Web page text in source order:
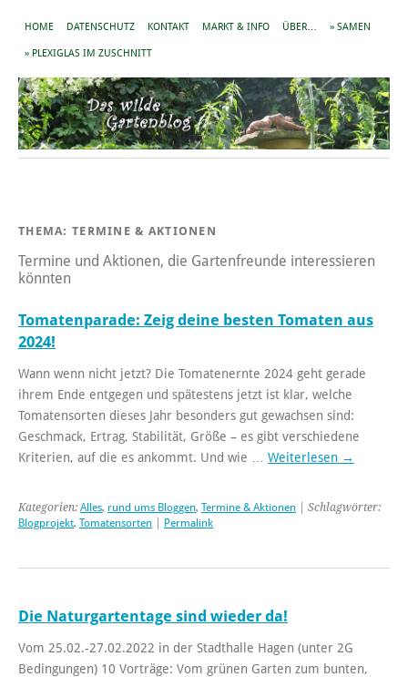
HOME DATENSCHUTZ KONTAKT MARKT & INFO ÜBER… » SAMEN
» PLEXIGLAS IM ZUSCHNITT
THEMA: TERMINE & AKTIONEN
Termine und Aktionen, die Gartenfreunde interessieren
könnten
Tomatenparade: Zeig deine besten Tomaten aus
2024!
Wann wenn nicht jetzt? Die Tomatenernte 2024 geht gerade
ihrem Ende entgegen und spätestens jetzt ist klar, welche
Tomatensorten dieses Jahr besonders gut gewachsen sind:
Geschmack, Ertrag, Stabilität, Größe – es gibt verschiedene
Kriterien, auf die es ankommt. Und wie … Weiterlesen →
Kategorien: Alles, rund ums Bloggen, Termine & Aktionen | Schlagwörter:
Blogprojekt, Tomatensorten Permalink
Die Naturgartentage sind wieder da!
Vom 25.02.-27.02.2022 in der Stadthalle Hagen (unter 2G
Bedingungen) 10 Vorträge: Vom grünen Garten zum bunten,